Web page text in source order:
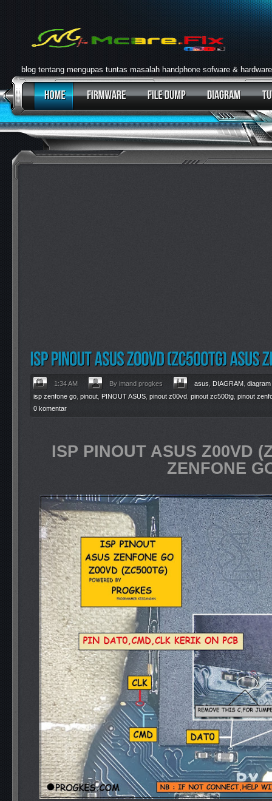
blog tentang mengupas tuntas masalah handphone sofware & hardware
1:34 AM By imand progkes asus DIAGRAM
isp zenfone go pinout PINOUT ASUS pinout z00vd pinout zc500tg pinout
0 komentar
ISP PINOUT ASUS Z00VD
ZENFONE